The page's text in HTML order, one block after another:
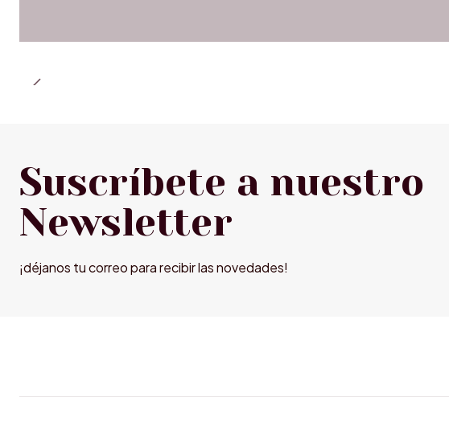
Suscríbete a nuestro
Newsletter
¡déjanos tu correo para recibir las novedades!